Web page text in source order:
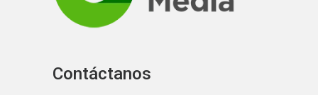
Contáctanos